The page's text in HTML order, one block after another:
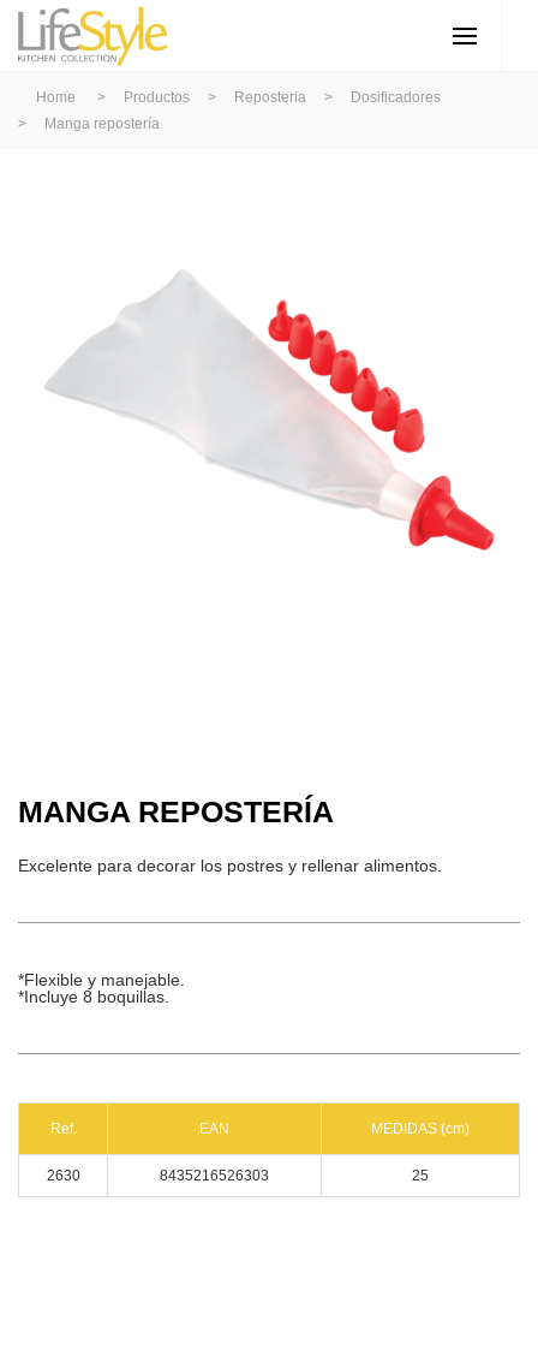
Home > Productos > Reposteria >
Dosificadores
>
Manga repostería
MANGA REPOSTERÍA
Excelente para decorar los postres y rellenar alimentos.
*Flexible y manejable.
*Incluye 8 boquillas.
Ref. EAN MEDIDAS (cm)
2630 8435216526303 25